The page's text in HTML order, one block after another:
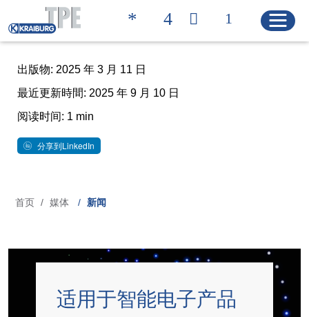
Quicklinks
联系方式 | 凯柏胶宝®
主页
产品搜索
出版物: 2025 年 3 月 11 日
最近更新時間: 2025 年 9 月 10 日
阅读时间: 1 min
分享到LinkedIn
面
首页 媒体 新闻
适用于智能电子产品